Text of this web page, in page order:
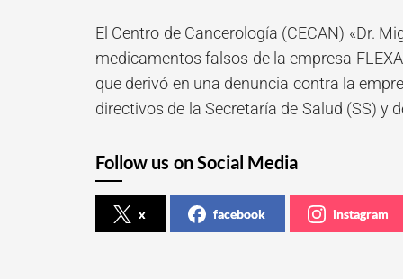
El Centro de Cancerología (CECAN) «Dr.
medicamentos falsos de la empresa
que derivó en una denuncia contra la
directivos de la Secretaría de Salud (SS) y
Follow us on Social Media
x facebook instagram